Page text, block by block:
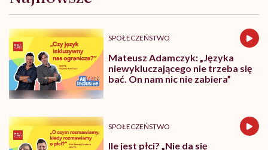
SPOŁECZEŃSTWO
Mateusz Adamczyk: „Języka
niewykluczającego nie trzeba się
bać. On nam nic nie zabiera”
SPOŁECZEŃSTWO
Ile jest płci? „Nie da się